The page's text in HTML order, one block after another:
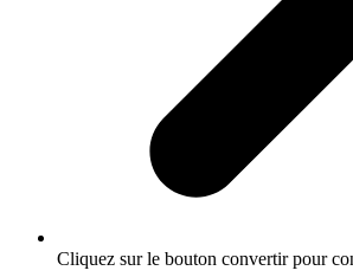
Cliquez sur le bouton convertir pour